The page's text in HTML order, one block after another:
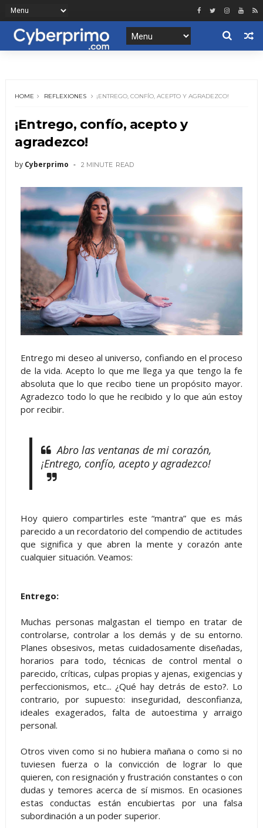
HOME REFLEXIONES ¡ENTREGO, CONFÍO, ACEPTO Y AGRADEZCO!
¡Entrego, confío, acepto y
agradezco!
by Cyberprimo 2 MINUTE READ
Entrego mi deseo al universo, confiando en el proceso
de la vida. Acepto lo que me llega ya que tengo la fe
absoluta que lo que recibo tiene un propósito mayor.
Agradezco todo lo que he recibido y lo que aún estoy
por recibir.
Abro las ventanas de mi corazón,
¡Entrego, confío, acepto y agradezco!
Hoy quiero compartirles este “mantra” que es más
parecido a un recordatorio del compendio de actitudes
que significa y que abren la mente y corazón ante
cualquier situación. Veamos:
Entrego:
Muchas personas malgastan el tiempo en tratar de
controlarse, controlar a los demás y de su entorno.
Planes obsesivos, metas cuidadosamente diseñadas,
horarios para todo, técnicas de control mental o
parecido, críticas, culpas propias y ajenas, exigencias y
perfeccionismos, etc... ¿Qué hay detrás de esto?. Lo
contrario, por supuesto: inseguridad, desconfianza,
ideales exagerados, falta de autoestima y arraigo
personal.
Otros viven como si no hubiera mañana o como si no
tuviesen fuerza o la convicción de lograr lo que
quieren, con resignación y frustración constantes o con
dudas y temores acerca de sí mismos. En ocasiones
estas conductas están encubiertas por una falsa
subordinación a un poder superior.